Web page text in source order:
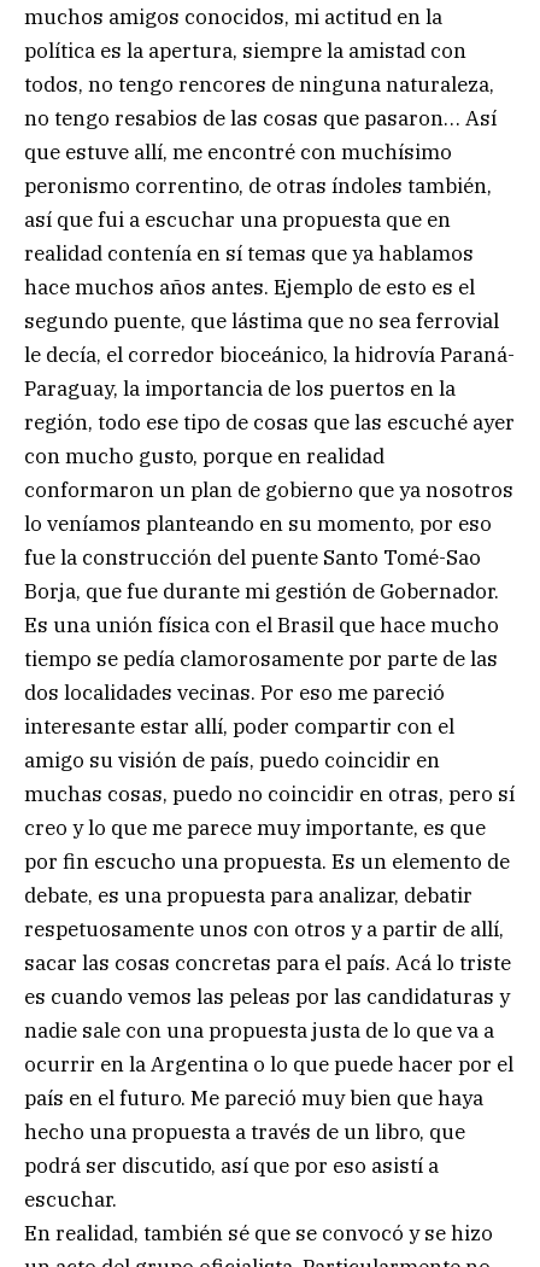
muchos amigos conocidos, mi actitud en la
política es la apertura, siempre la amistad con
todos, no tengo rencores de ninguna naturaleza,
no tengo resabios de las cosas que pasaron… Así
que estuve allí, me encontré con muchísimo
peronismo correntino, de otras índoles también,
así que fui a escuchar una propuesta que en
realidad contenía en sí temas que ya hablamos
hace muchos años antes. Ejemplo de esto es el
segundo puente, que lástima que no sea ferrovial
le decía, el corredor bioceánico, la hidrovía Paraná-
Paraguay, la importancia de los puertos en la
región, todo ese tipo de cosas que las escuché ayer
con mucho gusto, porque en realidad
conformaron un plan de gobierno que ya nosotros
lo veníamos planteando en su momento, por eso
fue la construcción del puente Santo Tomé-Sao
Borja, que fue durante mi gestión de Gobernador.
Es una unión física con el Brasil que hace mucho
tiempo se pedía clamorosamente por parte de las
dos localidades vecinas. Por eso me pareció
interesante estar allí, poder compartir con el
amigo su visión de país, puedo coincidir en
muchas cosas, puedo no coincidir en otras, pero sí
creo y lo que me parece muy importante, es que
por fin escucho una propuesta. Es un elemento de
debate, es una propuesta para analizar, debatir
respetuosamente unos con otros y a partir de allí,
sacar las cosas concretas para el país. Acá lo triste
es cuando vemos las peleas por las candidaturas y
nadie sale con una propuesta justa de lo que va a
ocurrir en la Argentina o lo que puede hacer por el
país en el futuro. Me pareció muy bien que haya
hecho una propuesta a través de un libro, que
podrá ser discutido, así que por eso asistí a
escuchar.
En realidad, también sé que se convocó y se hizo